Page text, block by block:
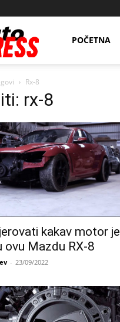
AutopressHRPOČETNA
Rx-8
rx-8
kakav motor je
ovu Mazdu RX-8
- 23/09/2022